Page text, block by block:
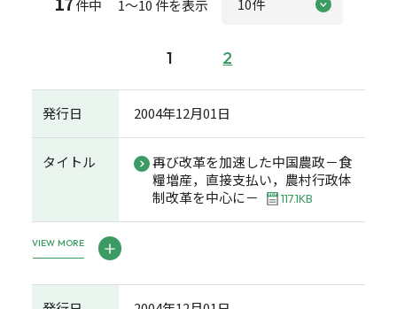
件中 1～10 件を表示
1 2
発行日 2004年12月01日
タイトル
再び改革を加速した中国農政－食
糧増産，直接支払い，農村行政体
制改革を中心に－
117.1KB
VIEW MORE